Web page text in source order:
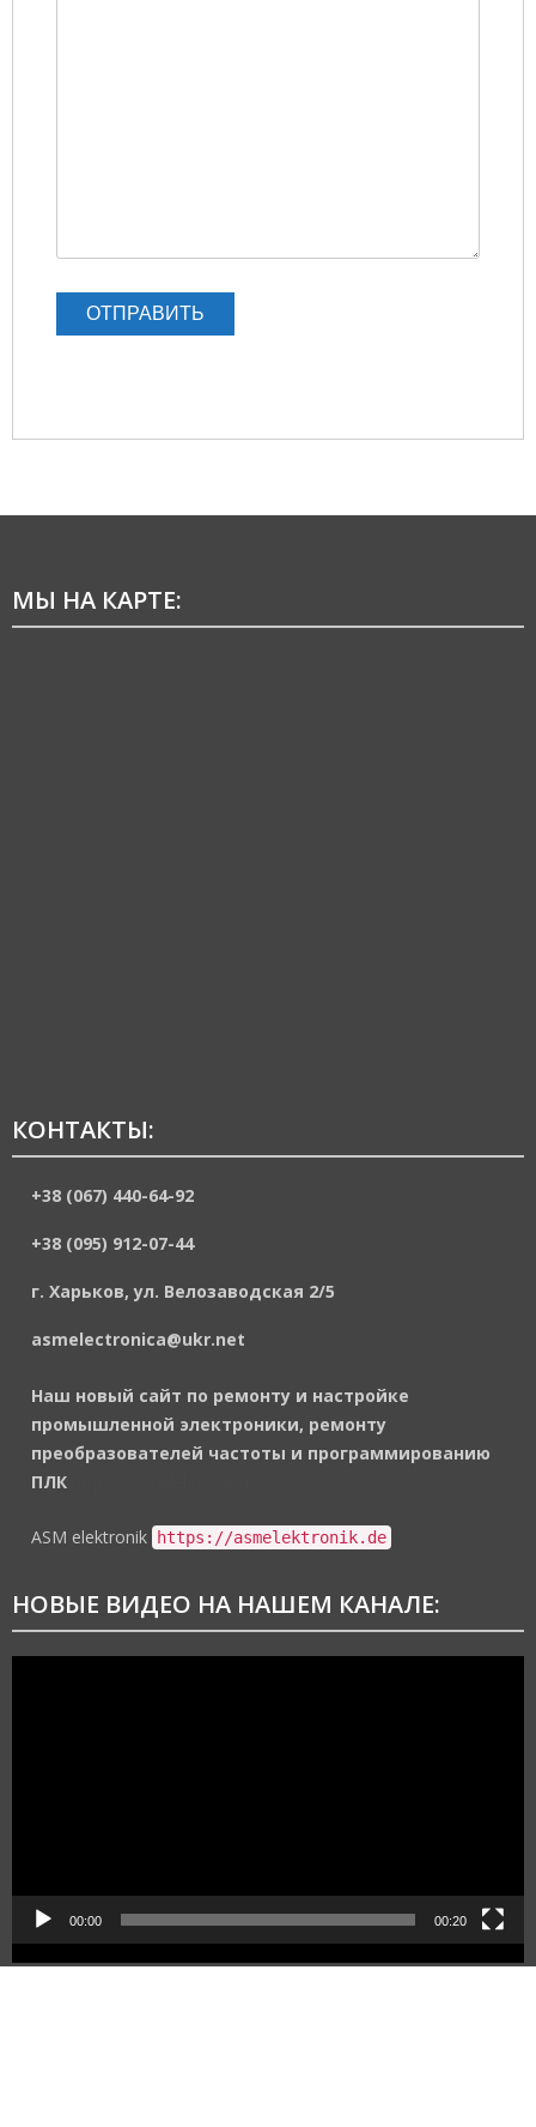
МЫ НА КАРТЕ:
КОНТАКТЫ:
+38 (067) 440-64-92
+38 (095) 912-07-44
г. Харьков, ул. Велозаводская 2/5
asmelectronica@ukr.net
Наш новый сайт по ремонту и настройке
промышленной электроники, ремонту
преобразователей частоты и программированию
ПЛК
ASM elektronik https://asmelektronik.de
НОВЫЕ ВИДЕО НА НАШЕМ КАНАЛЕ:
00:00 00:20